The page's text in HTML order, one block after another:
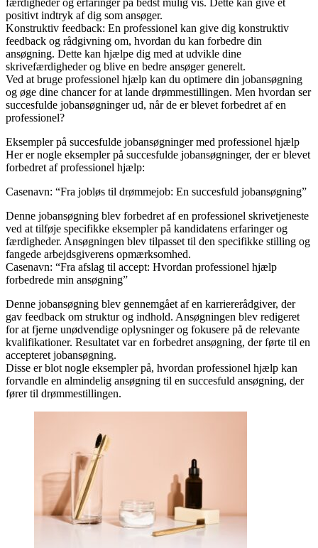
positivt indtryk af dig som ansøger.
Konstruktiv feedback: En professionel kan give dig konstruktiv
feedback og rådgivning om, hvordan du kan forbedre din
ansøgning. Dette kan hjælpe dig med at udvikle dine
skrivefærdigheder og blive en bedre ansøger generelt.
Ved at bruge professionel hjælp kan du optimere din jobansøgning
og øge dine chancer for at lande drømmestillingen. Men hvordan ser
succesfulde jobansøgninger ud, når de er blevet forbedret af en
professionel?
Eksempler på succesfulde jobansøgninger med professionel hjælp
Her er nogle eksempler på succesfulde jobansøgninger, der er blevet
forbedret af professionel hjælp:
Casenavn: “Fra jobløs til drømmejob: En succesfuld jobansøgning”
Denne jobansøgning blev forbedret af en professionel skrivetjeneste
ved at tilføje specifikke eksempler på kandidatens erfaringer og
færdigheder. Ansøgningen blev tilpasset til den specifikke stilling og
fangede arbejdsgiverens opmærksomhed.
Casenavn: “Fra afslag til accept: Hvordan professionel hjælp
forbedrede min ansøgning”
Denne jobansøgning blev gennemgået af en karriererådgiver, der
gav feedback om struktur og indhold. Ansøgningen blev redigeret
for at fjerne unødvendige oplysninger og fokusere på de relevante
kvalifikationer. Resultatet var en forbedret ansøgning, der førte til en
accepteret jobansøgning.
Disse er blot nogle eksempler på, hvordan professionel hjælp kan
forvandle en almindelig ansøgning til en succesfuld ansøgning, der
fører til drømmestillingen.